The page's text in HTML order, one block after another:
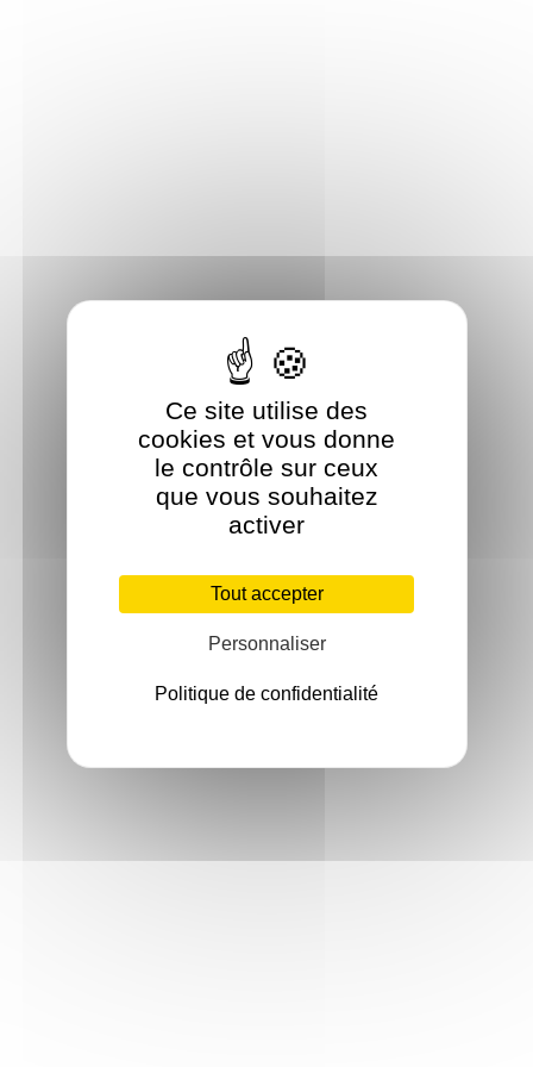
Ce site utilise des
cookies et vous donne
le contrôle sur ceux
que vous souhaitez
activer
Tout accepter
Personnaliser
Politique de confidentialité